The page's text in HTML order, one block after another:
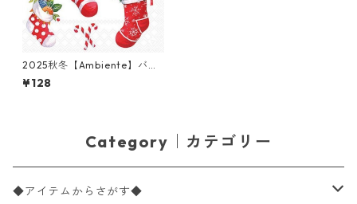
2025秋冬【Ambiente】バラ
売り2枚 ランチサイズ ペーパ
ーナプキン X-Mas stockings
¥128
Category｜カテゴリー
◆アイテムからさがす◆